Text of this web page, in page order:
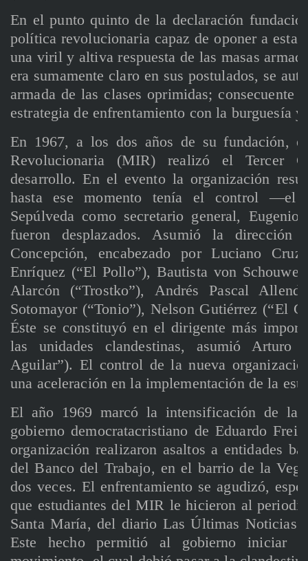
En el punto quinto de la declaración
política revolucionaria capaz de oponer a
una viril y altiva respuesta de las masas
era sumamente claro en sus postulados, se
armada de las clases oprimidas; consecuente
estrategia de enfrentamiento con la burguesía y
En 1967, a los dos años de su fundación,
Revolucionaria (MIR) realizó el Tercer
desarrollo. En el evento la organización
hasta ese momento tenía el control —el
Sepúlveda como secretario general,
fueron desplazados. Asumió la
Concepción, encabezado por Luciano
Enríquez (“El Pollo”), Bautista von
Alarcón (“Trostko”), Andrés Pascal
Sotomayor (“Tonio”), Nelson Gutiérrez (“El
Éste se constituyó en el dirigente más
las unidades clandestinas, asumió Arturo
Aguilar”). El control de la nueva
una aceleración en la implementación de la
El año 1969 marcó la intensificación de la
gobierno democratacristiano de Eduardo
organización realizaron asaltos a entidades
del Banco del Trabajo, en el barrio de la
dos veces. El enfrentamiento se agudizó,
que estudiantes del MIR le hicieron al
Santa María, del diario Las Últimas Noticias
Este hecho permitió al gobierno iniciar